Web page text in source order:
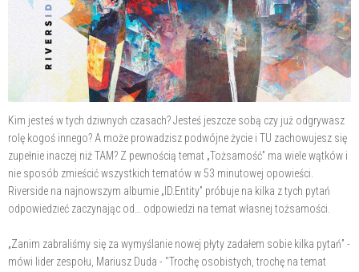
Kim jesteś w tych dziwnych czasach? Jesteś jeszcze sobą czy już odgrywasz
rolę kogoś innego? A może prowadzisz podwójne życie i TU zachowujesz się
zupełnie inaczej niż TAM? Z pewnością temat „Tożsamość” ma wiele wątków i
nie sposób zmieścić wszystkich tematów w 53 minutowej opowieści.
Riverside na najnowszym albumie „ID.Entity” próbuje na kilka z tych pytań
odpowiedzieć zaczynając od… odpowiedzi na temat własnej tożsamości.
„Zanim zabraliśmy się za wymyślanie nowej płyty zadałem sobie kilka pytań” -
mówi lider zespołu, Mariusz Duda - "Trochę osobistych, trochę na temat